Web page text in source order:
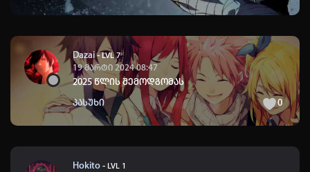
Dazai-LVL 7
19 მარტი 2024 08:47
2025 წლის შემოდგომას
პასუხი 0
Hokito - LVL 1